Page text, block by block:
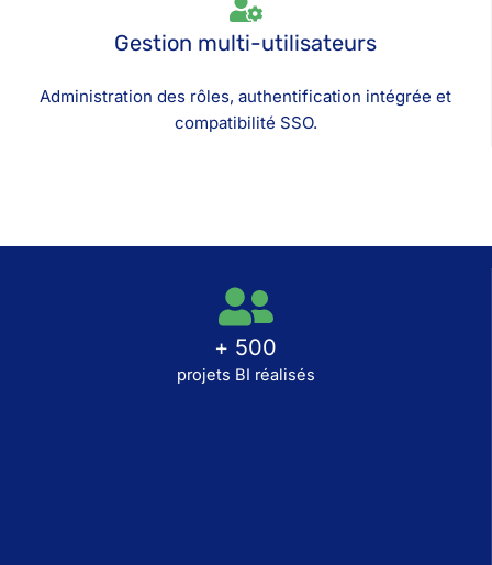
Gestion multi-utilisateurs
Administration des rôles, authentification intégrée et
compatibilité SSO.
+ 500
projets BI réalisés